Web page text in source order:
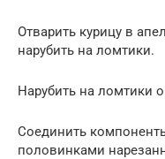
Отварить курицу в
нарубить на ломтики.
Нарубить на ломтики
Соединить
половинками